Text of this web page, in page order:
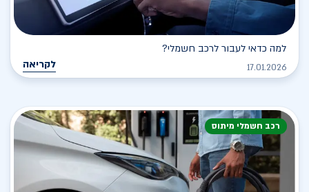
למה כדאי לעבור לרכב חשמלי?
17.01.2026 לקריאה
רכב חשמלי מיתוס